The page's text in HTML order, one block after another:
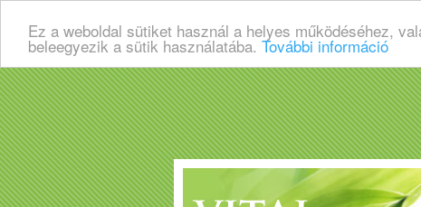
Ez a weboldal sütiket használ a helyes működéséhez,
beleegyezik a sütik használatába. További információ